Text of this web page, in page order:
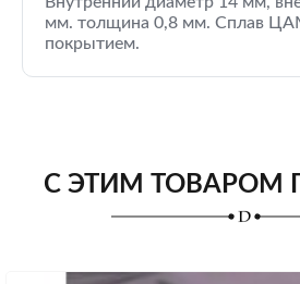
мм. толщина 0,8 мм. Сплав
покрытием.
С ЭТИМ ТОВАРОМ